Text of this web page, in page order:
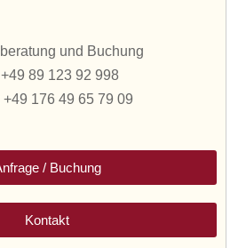
und Buchung
89 123 92 998
+49 176 49 65 79 09
/ Buchung
Kontakt